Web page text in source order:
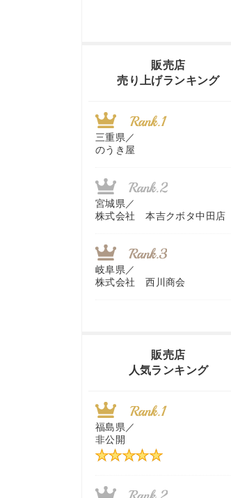
販売店
売り上げランキング
三重県／
のうき屋
宮城県／
株式会社 本吉クボタ中田店
岐阜県／
株式会社 西川商会
農機リンクス
山梨県／
株式会社 ヨダ兄弟商会
近江商事合同会社：「茨城中古
販売店
人気ランキング
福島県／
非公開